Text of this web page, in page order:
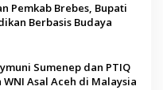
Pemkab Brebes, Bupati
Berbasis Budaya
Sumenep dan PTIQ
Asal Aceh di Malaysia